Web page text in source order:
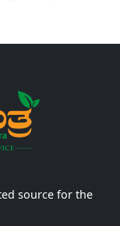
source for the